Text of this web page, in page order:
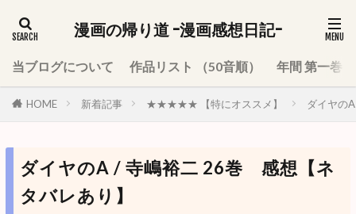
漫画の帰り道 -漫画感想日記-
当ブログについて 作品リスト （50音順） 年間 第一巻
HOME 新着記事 ★★★★★ 【特にオススメ】 ダイヤの
ダイヤのA / 寺嶋裕二 26巻 感想【ネ
タバレあり】